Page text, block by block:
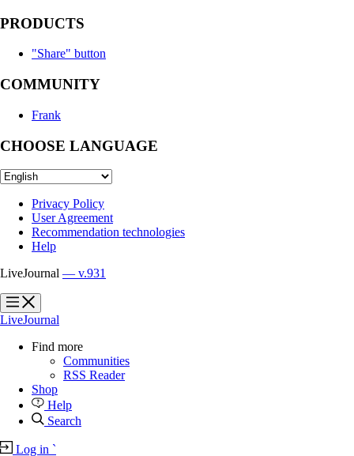
PRODUCTS
"Share" button
COMMUNITY
Frank
CHOOSE LANGUAGE
Privacy Policy
User Agreement
Recommendation technologies
Help
LiveJournal — v.931
?
?
LiveJournal
Find more
Communities
RSS Reader
Shop
Help
Search
Log in `